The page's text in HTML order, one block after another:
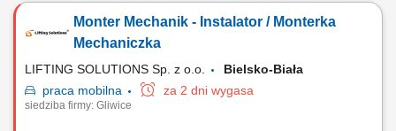
Monter Mechanik - Instalator / Monterka
Mechaniczka
LIFTING SOLUTIONS Sp. z o.o.
Bielsko-Biała
praca mobilna za 2 dni wygasa
siedziba firmy: Gliwice